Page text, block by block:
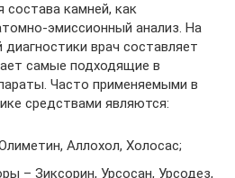
состава камней, как
эмиссионный анализ. На
врач составляет
самые подходящие в
Часто применяемыми в
средствами являются:
Аллохол, Холосас;
– Зиксорин, Урсосан, Урсодез,